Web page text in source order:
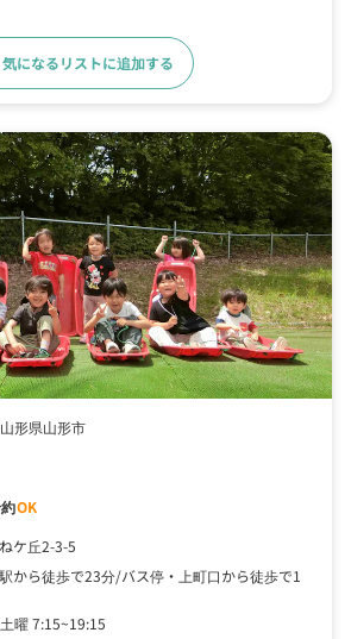
気になるリストに追加する
山形県山形市
OK
ケ丘2-3-5
から徒歩で23分 バス停・上町口から徒歩で1
土曜 7:15~19:15